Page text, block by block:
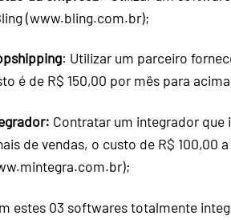
(www.bling.com.br);
: Utilizar um parceiro
é de R$ 150,00 por mês para
Contratar um integrador
de vendas, o custo de R$ 100,00
);
estes 03 softwares totalmente